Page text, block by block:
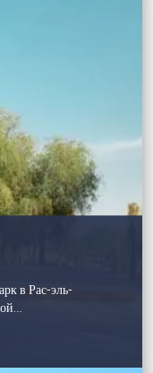
в Рас-эль-